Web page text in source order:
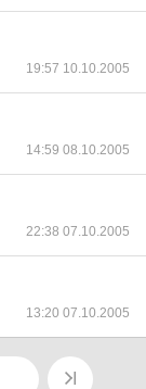
19:57 10.10.2005
14:59 08.10.2005
22:38 07.10.2005
13:20 07.10.2005